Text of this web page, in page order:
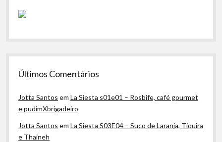
Últimos Comentários
Jotta Santos emLa Siesta s01e01 – Rosbife, café gourmet
e pudimXbrigadeiro
Jotta Santos emLa Siesta S03E04 – Suco de Laranja, Tiquira
e Thaineh